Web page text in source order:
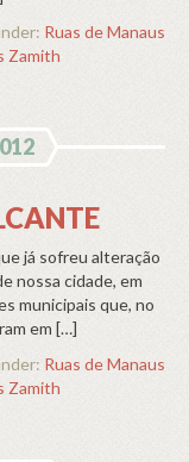
Ruas de Manaus
Zamith
já sofreu alteração
nossa cidade, em
municipais que, no
em […]
Ruas de Manaus
Zamith